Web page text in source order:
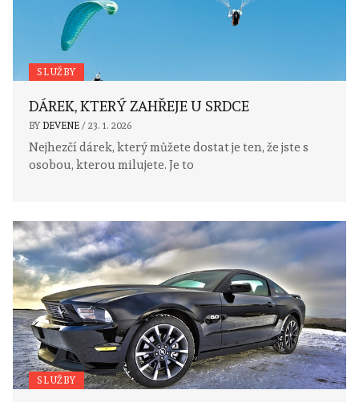
SLUŽBY
DÁREK, KTERÝ ZAHŘEJE U SRDCE
BY DEVENE / 23. 1. 2026
Nejhezčí dárek, který můžete dostat je ten, že jste s
osobou, kterou milujete. Je to
SLUŽBY